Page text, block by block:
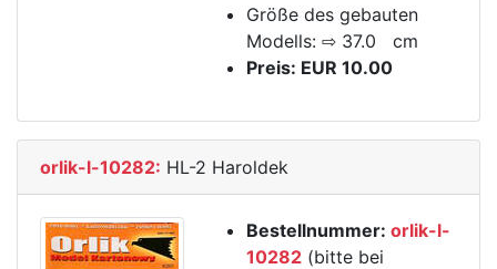
Größe des gebauten
Modells: ⇨ 37.0 cm
Preis: EUR 10.00
orlik-l-10282: HL-2 Haroldek
Bestellnummer: orlik-l-
10282 (bitte bei